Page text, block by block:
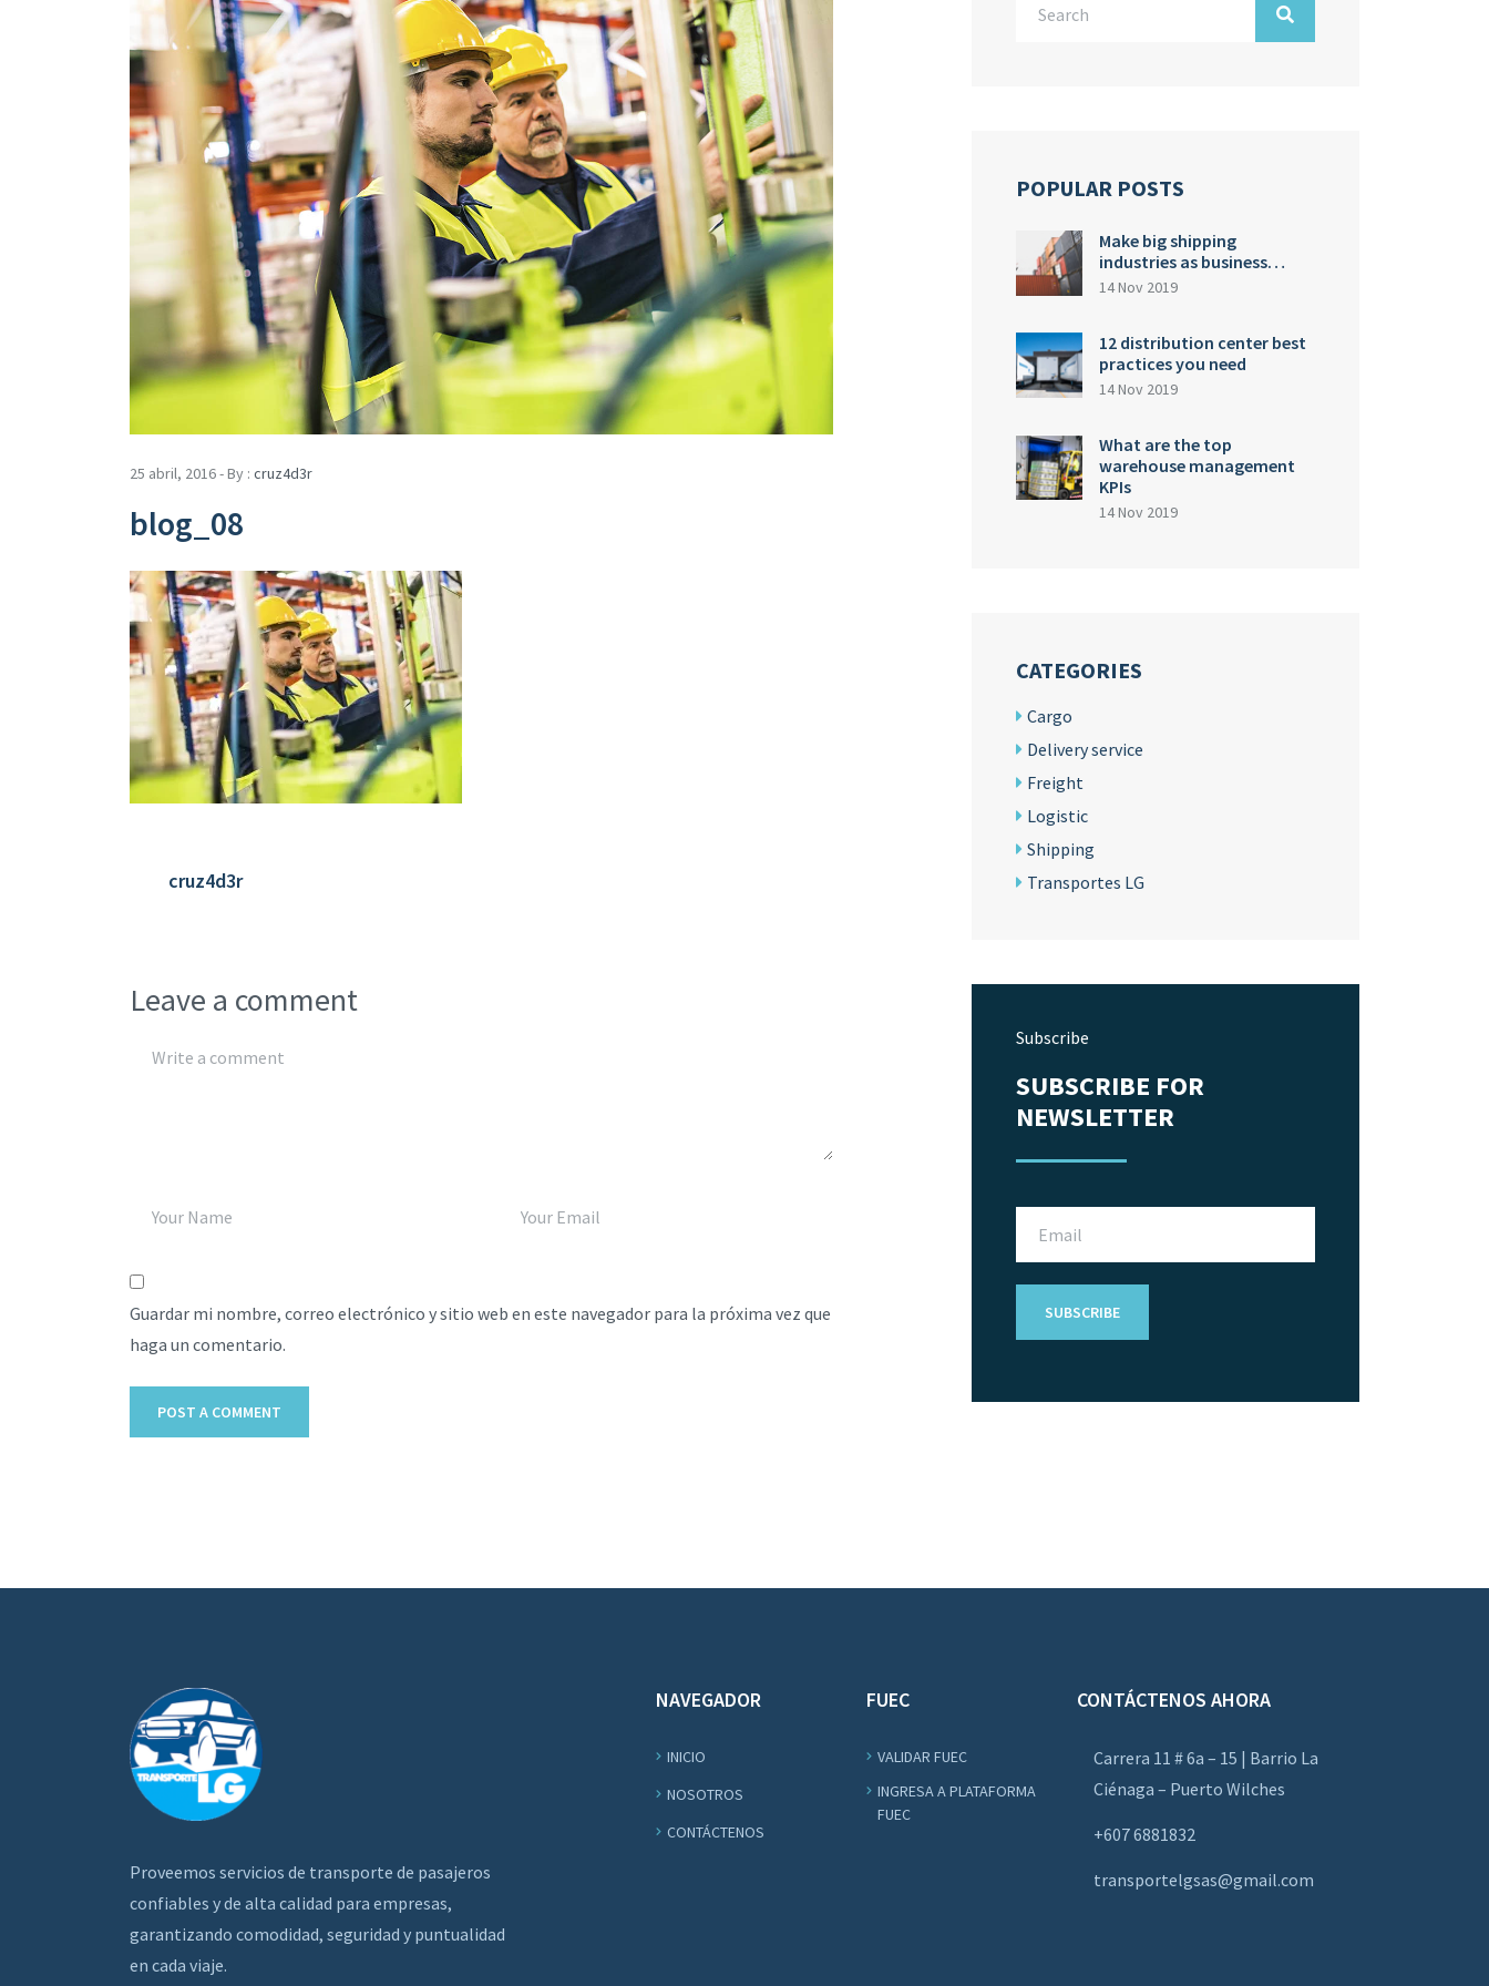
25 abril, 2016 - By : cruz4d3r
blog_08
cruz4d3r
Leave a comment
Guardar mi nombre, correo electrónico y sitio web en este navegador para la próxima vez que
haga un comentario.
POPULAR POSTS
Make big shipping
industries as business…
14 Nov 2019
12 distribution center best
practices you need
14 Nov 2019
What are the top
warehouse management
KPIs
14 Nov 2019
CATEGORIES
Cargo
Delivery service
Freight
Logistic
Shipping
Transportes LG
Subscribe
SUBSCRIBE FOR
NEWSLETTER
Proveemos servicios de transporte de pasajeros
confiables y de alta calidad para empresas,
garantizando comodidad, seguridad y puntualidad
en cada viaje.
NAVEGADOR
INICIO
NOSOTROS
CONTÁCTENOS
FUEC
VALIDAR FUEC
INGRESA A PLATAFORMA
FUEC
CONTÁCTENOS AHORA
Carrera 11 # 6a – 15 | Barrio La
Ciénaga – Puerto Wilches
+607 6881832
transportelgsas@gmail.com